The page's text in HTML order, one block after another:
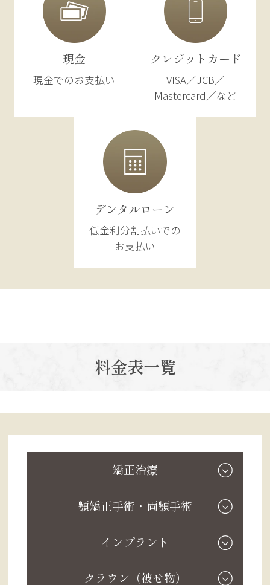
現金
現金でのお支払い
クレジットカード
VISA／JCB／
Mastercard／など
デンタルローン
低金利分割払いでの
お支払い
料金表一覧
矯正治療
顎矯正手術・両顎手術
インプラント
クラウン（被せ物）